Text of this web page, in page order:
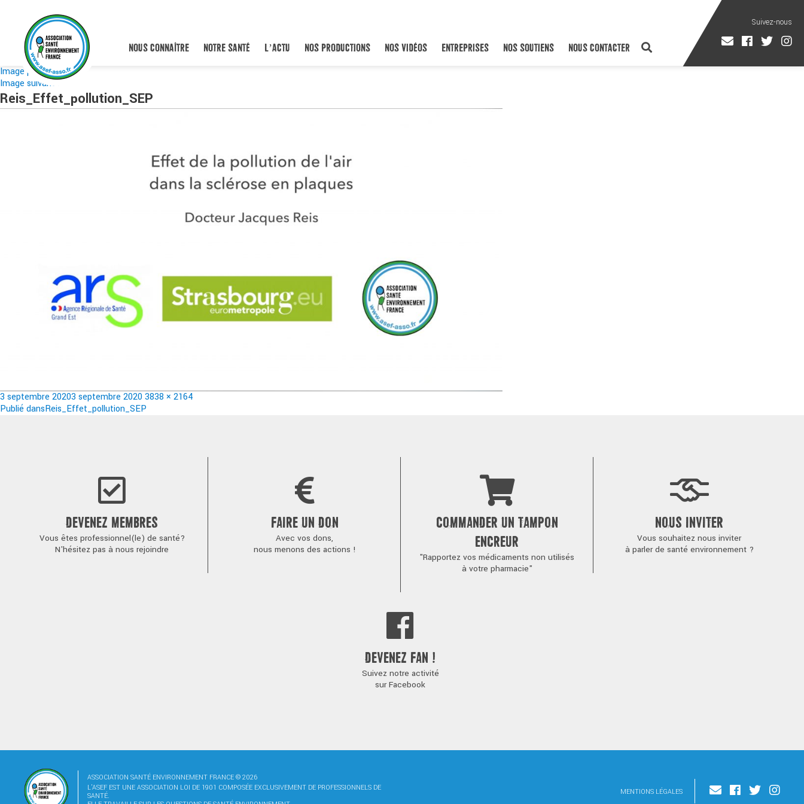
NOUS CONNAÎTRE NOTRE SANTÉ L’ACTU NOS PRODUCTIONS NOS VIDÉOS ENTREPRISES NOS SOUTIENS NOUS CONTACTER
Image précédente
Image suivante
Reis_Effet_pollution_SEP
Publié
le
3 septembre 20203 septembre 2020Taille
réelle
3838 × 2164
Navigation
Publié dansReis_Effet_pollution_SEP
DEVENEZ MEMBRES
Vous êtes professionnel(le) de santé?
N'hésitez pas à nous rejoindre
FAIRE UN DON
Avec vos dons,
nous menons des actions !
COMMANDER UN TAMPON
ENCREUR
"Rapportez vos médicaments non utilisés
à votre pharmacie"
NOUS INVITER
Vous souhaitez nous inviter
à parler de santé environnement ?
DEVENEZ FAN !
Suivez notre activité
sur Facebook
ASSOCIATION SANTÉ ENVIRONNEMENT FRANCE © 2026
L'ASEF EST UNE ASSOCIATION LOI DE 1901 COMPOSÉE EXCLUSIVEMENT DE PROFESSIONNELS DE
SANTÉ.
MENTIONS LÉGALES